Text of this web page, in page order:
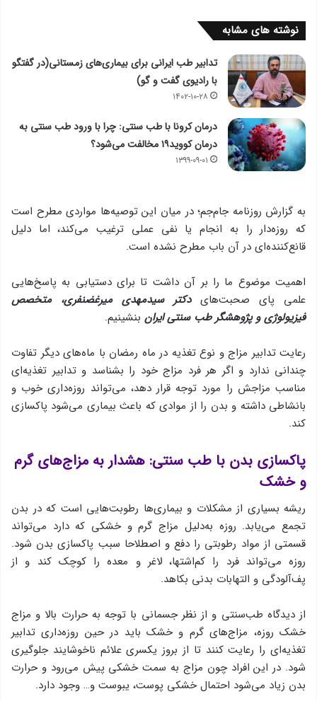
نوشته های مشابه
تدابیر طب ایرانی برای بیماری‌های زمستانی(در گفتگو
با رادیوی گفت و گو)
۱۴۰۲-۱۰-۲۸
درمان کرونا با طب سنتی: چرا با ورود طب سنتی به
درمان کووید۱۹ مخالفت می‌شود؟
۱۳۹۹-۰۹-۰۱
به گزارش روزنامه جام‌جم؛ در میان این توصیه‌ها مواردی مطرح است
که روزه‌دار را به انجام یا نفی عملی ترغیب می‌کند، اما دلیل
قانع‌کننده‌ای در آن باب مطرح نشده است.
اهمیت موضوع ما را بر آن داشت تا برای دستیابی به پاسخ‌هایی
علمی پای صحبت‌های دکتر سیدمهدی میرغضنفری، متخصص
فیزیولوژی و پژوهشگر طب سنتی ایران بنشینیم.
رعایت تدابیر مزاج و نوع تغذیه در ماه رمضان با ماه‌های دیگر تفاوت
چندانی ندارد و اگر هر فرد مزاج خود را بشناسد و تدابیر تغذیه‌ای
مناسب مزاجش را مورد توجه قرار دهد، می‌تواند روزه‌داری خوب و
بانشاطی داشته و بدن را از موادی که باعث بیماری می‌شود پاکسازی
کند.
پاکسازی بدن با طب سنتی: هشدار به مزاج‌های گرم
و خشک
ریشه بسیاری از مشکلات و بیماری‌ها رطوبت‌هایی است که در بدن
تجمع می‌یابد. روزه به‌دلیل مزاج گرم و خشکی که دارد می‌تواند
قسمتی از مواد رطوبتی را دفع و اصطلاحا سبب پاکسازی بدن شود.
روزه می‌تواند فرد را کم‌اشتها، لاغر و معده را کوچک کند و از
پف‌آلودگی و التهابات بدنی بکاهد.
از دیدگاه طب‌سنتی و از نظر جسمانی با توجه به حرارت بالا و مزاج
خشک روزه، مزاج‌های گرم و خشک باید در حین روزه‌داری تدابیر
تغذیه‌ای را رعایت کنند تا از بروز یکسری علائم ناخوشایند جلوگیری
شود. در این افراد چون مزاج به سمت خشکی پیش می‌رود و حرارت
بدن زیاد می‌شود احتمال خشکی پوست، یبوست و… وجود دارد.